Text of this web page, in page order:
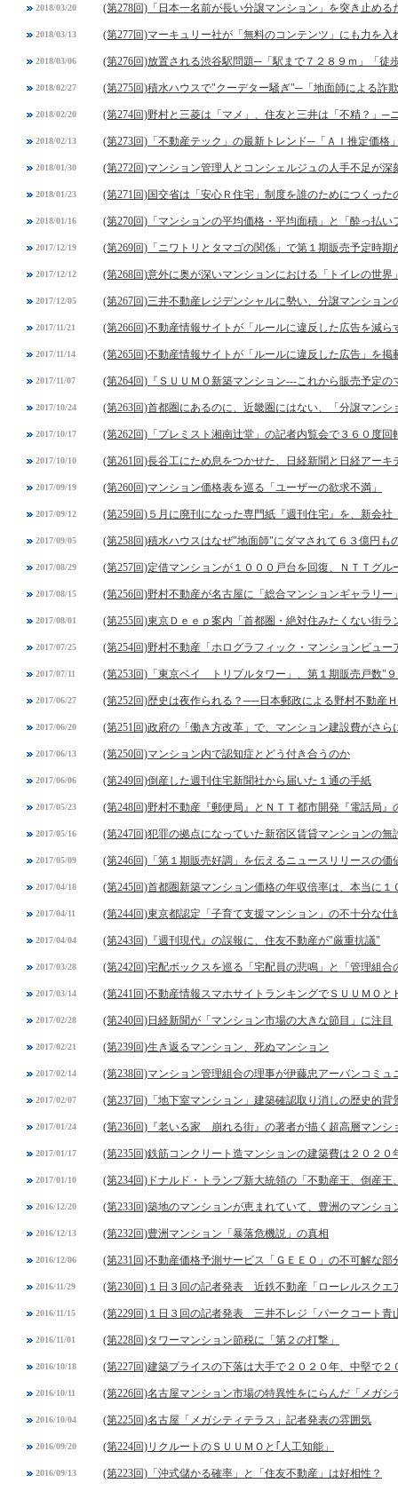
2018/03/20 (第278回)「日本一名前が長い分譲マンション」を突き止める
2018/03/13 (第277回)マーキュリー社が「無料のコンテンツ」にも力を入
2018/03/06 (第276回)放置される渋谷駅問題─「駅まで７２８９ｍ」「徒
2018/02/27 (第275回)積水ハウスで"クーデター騒ぎ"─「地面師による詐
2018/02/20 (第274回)野村と三菱は「マメ」、住友と三井は「不精？」─
2018/02/13 (第273回)「不動産テック」の最新トレンド─「ＡＩ推定価格
2018/01/30 (第272回)マンション管理人とコンシェルジュの人手不足が深
2018/01/23 (第271回)国交省は「安心Ｒ住宅」制度を誰のためにつくった
2018/01/16 (第270回)「マンションの平均価格・平均面積」と「酔っ払
2017/12/19 (第269回)「ニワトリとタマゴの関係」で第１期販売予定時期
2017/12/12 (第268回)意外に奥が深いマンションにおける「トイレの世界
2017/12/05 (第267回)三井不動産レジデンシャルに勢い、分譲マンション
2017/11/21 (第266回)不動産情報サイトが「ルールに違反した広告を減ら
2017/11/14 (第265回)不動産情報サイトが「ルールに違反した広告」を掲
2017/11/07 (第264回)『ＳＵＵＭＯ新築マンション---これから販売予定
2017/10/24 (第263回)首都圏にあるのに、近畿圏にはない、「分譲マンシ
2017/10/17 (第262回)「プレミスト湘南辻堂」の記者内覧会で３６０度
2017/10/10 (第261回)長谷工にため息をつかせた、日経新聞と日経アーキ
2017/09/19 (第260回)マンション価格表を巡る「ユーザーの欲求不満」
2017/09/12 (第259回)５月に廃刊になった専門紙『週刊住宅』を、新会
2017/09/05 (第258回)積水ハウスはなぜ"地面師"にダマされて６３億円も
2017/08/29 (第257回)定借マンションが１０００戸台を回復、ＮＴＴグル
2017/08/15 (第256回)野村不動産が名古屋に「総合マンションギャラリ
2017/08/01 (第255回)東京Ｄｅｅｐ案内「首都圏・絶対住みたくない街ラ
2017/07/25 (第254回)野村不動産「ホログラフィック・マンションビュー
2017/07/11 (第253回)「東京ベイ トリプルタワー」、第１期販売戸数"
2017/06/27 (第252回)歴史は夜作られる？──日本郵政による野村不動産
2017/06/20 (第251回)政府の「働き方改革」で、マンション建設費がさら
2017/06/13 (第250回)マンション内で認知症とどう付き合うのか
2017/06/06 (第249回)倒産した週刊住宅新聞社から届いた１通の手紙
2017/05/23 (第248回)野村不動産『郵便局』とＮＴＴ都市開発『電話局
2017/05/16 (第247回)犯罪の拠点になっていた新宿区賃貸マンションの無
2017/05/09 (第246回)「第１期販売好調」を伝えるニュースリリースの価
2017/04/18 (第245回)首都圏新築マンション価格の年収倍率は、本当に１
2017/04/11 (第244回)東京都認定「子育て支援マンション」の不十分な仕
2017/04/04 (第243回)『週刊現代』の誤報に、住友不動産が"厳重抗議"
2017/03/28 (第242回)宅配ボックスを巡る「宅配員の悲鳴」と「管理組合
2017/03/14 (第241回)不動産情報スマホサイトランキングでＳＵＵＭＯと
2017/02/28 (第240回)日経新聞が「マンション市場の大きな節目」に注目
2017/02/21 (第239回)生き返るマンション、死ぬマンション
2017/02/14 (第238回)マンション管理組合の理事が伊藤忠アーバンコミュ
2017/02/07 (第237回)「地下室マンション」建築確認取り消しの歴史的背
2017/01/24 (第236回)『老いる家 崩れる街』の著者が描く超高層マンシ
2017/01/17 (第235回)鉄筋コンクリート造マンションの建築費は２０２０
2017/01/10 (第234回)ドナルド・トランプ新大統領の「不動産王、倒産王
2016/12/20 (第233回)築地のマンションが恵まれていて、豊洲のマンショ
2016/12/13 (第232回)豊洲マンション「暴落危機説」の真相
2016/12/06 (第231回)不動産価格予測サービス「ＧＥＥＯ」の不可解な部
2016/11/29 (第230回)１日３回の記者発表 近鉄不動産「ローレルスクエ
2016/11/15 (第229回)１日３回の記者発表 三井不レジ「パークコート青
2016/11/01 (第228回)タワーマンション節税に「第２の打撃」
2016/10/18 (第227回)建築プライスの下落は大手で２０２０年、中堅で２
2016/10/11 (第226回)名古屋マンション市場の特異性をにらんだ「メガシ
2016/10/04 (第225回)名古屋「メガシティテラス」記者発表の雰囲気
2016/09/20 (第224回)リクルートのＳＵＵＭＯと｢人工知能」
2016/09/13 (第223回)「沖式儲かる確率」と「住友不動産」は好相性？